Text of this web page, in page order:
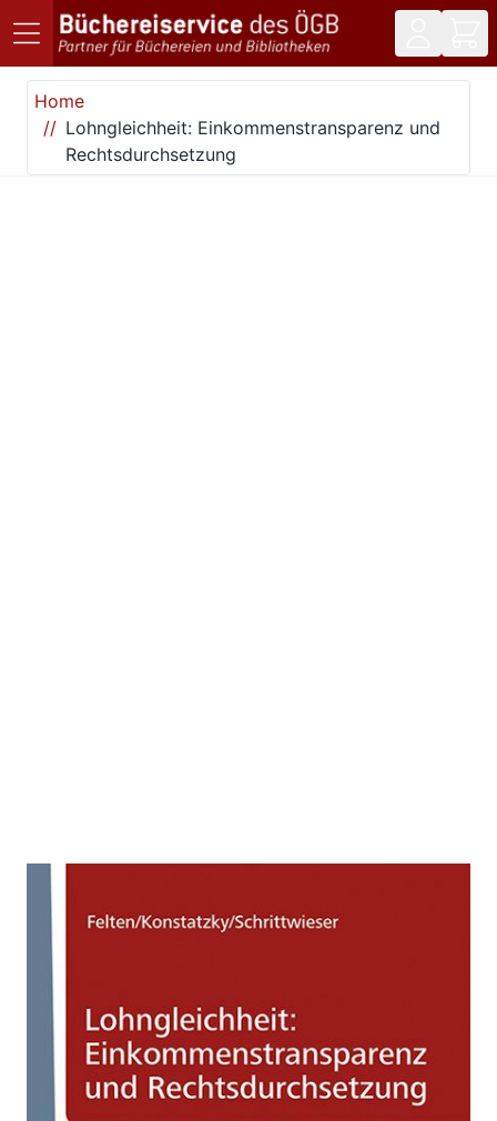
Direkt zum Inhalt
Home
Lohngleichheit: Einkommenstransparenz und
Rechtsdurchsetzung
Lohngleichheit:
Einkommenstransparenz und
Rechtsdurchsetzung
Zur Wunschliste hinzufügen
Elias Felten Sandra Konstatzky ,
Bianca